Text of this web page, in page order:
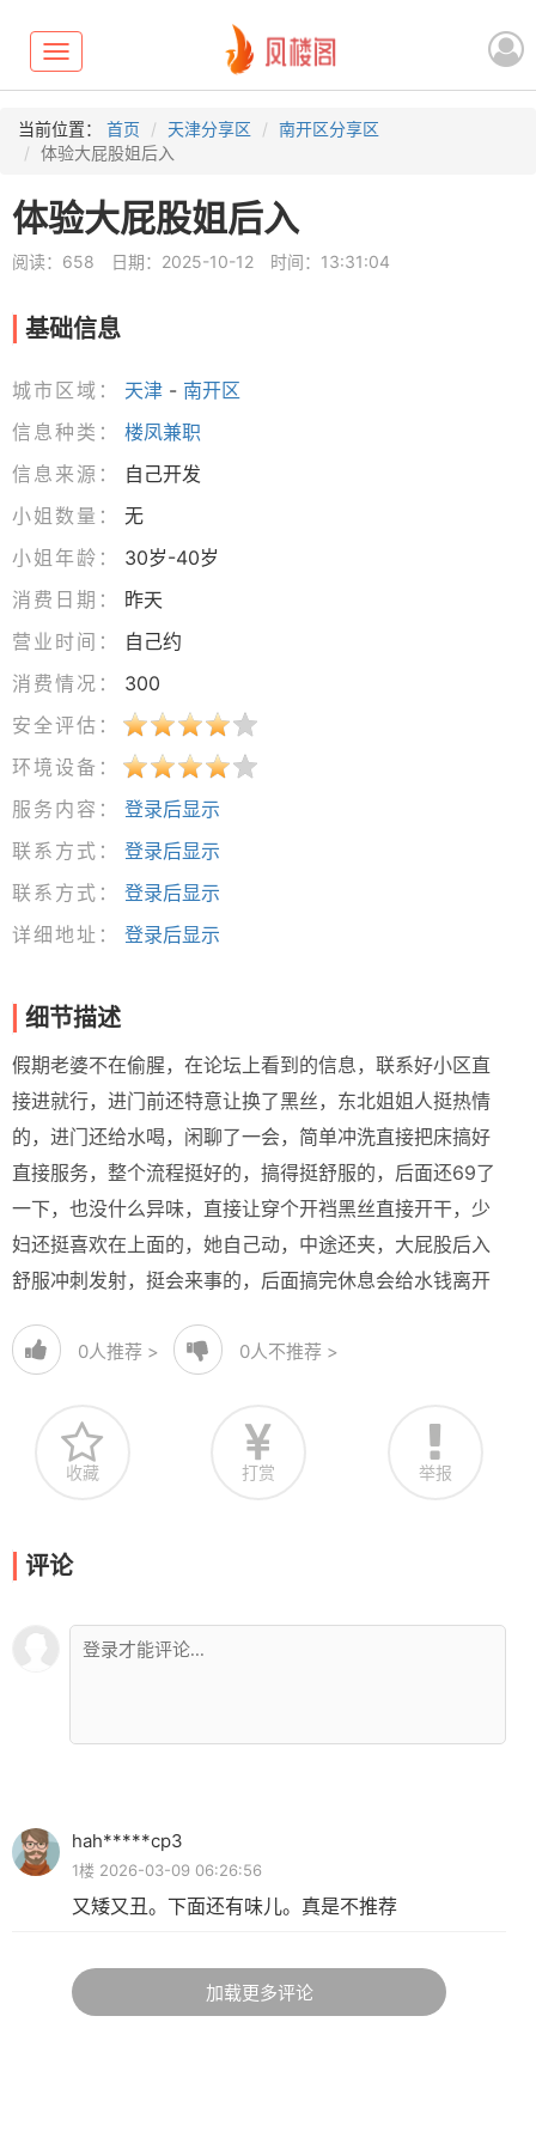
Toggle
navigation
当前位置： 首页 天津分享区
南开区分享区
体验大屁股姐后入
体验大屁股姐后入
阅读：658 日期：2025-10-12 时间：13:31:04
基础信息
城市区域： 天津 - 南开区
信息种类：
楼凤兼职
信息来源：
自己开发
小姐数量：
无
小姐年龄：
30岁-40岁
消费日期：
昨天
营业时间：
自己约
消费情况：
300
安全评估：
环境设备：
服务内容：
登录后显示
联系方式：
登录后显示
联系方式：
登录后显示
详细地址：
登录后显示
细节描述
假期老婆不在偷腥，在论坛上看到的信息，联系好小区直
接进就行，进门前还特意让换了黑丝，东北姐姐人挺热情
的，进门还给水喝，闲聊了一会，简单冲洗直接把床搞好
直接服务，整个流程挺好的，搞得挺舒服的，后面还69了
一下，也没什么异味，直接让穿个开裆黑丝直接开干，少
妇还挺喜欢在上面的，她自己动，中途还夹，大屁股后入
舒服冲刺发射，挺会来事的，后面搞完休息会给水钱离开
0人推荐 > 0人不推荐 >
收藏 打赏 举报
评论
hah*****cp3
1楼 2026-03-09 06:26:56
又矮又丑。下面还有味儿。真是不推荐
加载更多评论